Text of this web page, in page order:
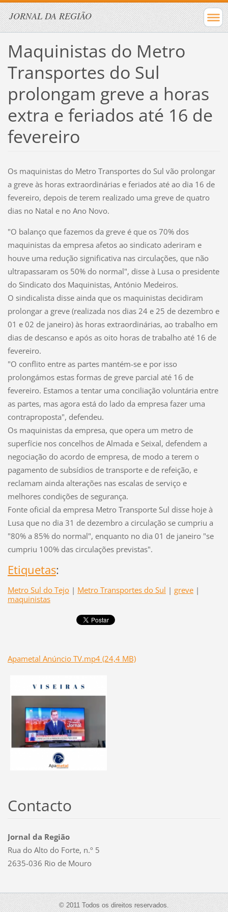
JORNAL DA REGIÃO
Maquinistas do Metro
Transportes do Sul
prolongam greve a horas
extra e feriados até 16 de
fevereiro
Os maquinistas do Metro Transportes do Sul vão prolongar
a greve às horas extraordinárias e feriados até ao dia 16 de
fevereiro, depois de terem realizado uma greve de quatro
dias no Natal e no Ano Novo.
"O balanço que fazemos da greve é que os 70% dos
maquinistas da empresa afetos ao sindicato aderiram e
houve uma redução significativa nas circulações, que não
ultrapassaram os 50% do normal", disse à Lusa o presidente
do Sindicato dos Maquinistas, António Medeiros.
O sindicalista disse ainda que os maquinistas decidiram
prolongar a greve (realizada nos dias 24 e 25 de dezembro e
01 e 02 de janeiro) às horas extraordinárias, ao trabalho em
dias de descanso e após as oito horas de trabalho até 16 de
fevereiro.
"O conflito entre as partes mantém-se e por isso
prolongámos estas formas de greve parcial até 16 de
fevereiro. Estamos a tentar uma conciliação voluntária entre
as partes, mas agora está do lado da empresa fazer uma
contraproposta", defendeu.
Os maquinistas da empresa, que opera um metro de
superfície nos concelhos de Almada e Seixal, defendem a
negociação do acordo de empresa, de modo a terem o
pagamento de subsídios de transporte e de refeição, e
reclamam ainda alterações nas escalas de serviço e
melhores condições de segurança.
Fonte oficial da empresa Metro Transporte Sul disse hoje à
Lusa que no dia 31 de dezembro a circulação se cumpriu a
"80% a 85% do normal", enquanto no dia 01 de janeiro "se
cumpriu 100% das circulações previstas".
Etiquetas:
Metro Sul do Tejo | Metro Transportes do Sul | greve |
maquinistas
Apametal Anúncio TV.mp4 (24,4 MB)
Contacto
Jornal da Região
Rua do Alto do Forte, n.º 5
2635-036 Rio de Mouro
© 2011 Todos os direitos reservados.